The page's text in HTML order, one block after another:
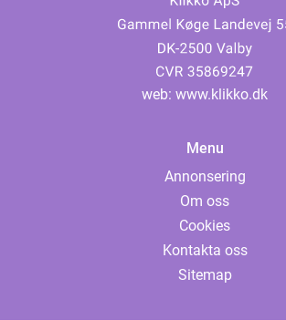
web: www.klikko.dk
Menu
Annonsering
Om oss
Cookies
Kontakta oss
Sitemap